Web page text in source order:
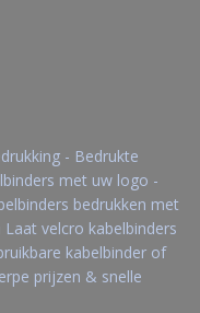
- Bedrukte
met uw logo -
bedrukken met
velcro kabelbinders
kabelbinder of
prijzen & snelle